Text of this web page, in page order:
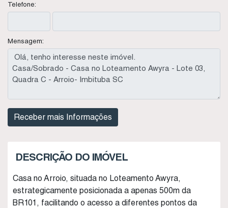
Telefone:
Mensagem:
DESCRIÇÃO DO IMÓVEL
Casa no Arroio, situada no Loteamento Awyra,
estrategicamente posicionada a apenas 500m da
BR101, facilitando o acesso a diferentes pontos da